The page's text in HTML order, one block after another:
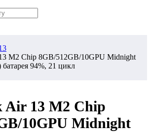
M2 Chip 8GB/512GB/10GPU Midnight
94%, 21 цикл
Air 13 M2 Chip
10GPU Midnight